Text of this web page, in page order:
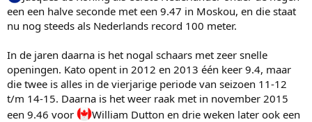
een een halve seconde met een 9.47 in Moskou, en die staat
nu nog steeds als Nederlands record 100 meter.
In de jaren daarna is het nogal schaars met zeer snelle
openingen. Kato opent in 2012 en 2013 één keer 9.4, maar
die twee is alles in de vierjarige periode van seizoen 11-12
t/m 14-15. Daarna is het weer raak met in november 2015
een 9.46 voor
William Dutton en drie weken later ook een